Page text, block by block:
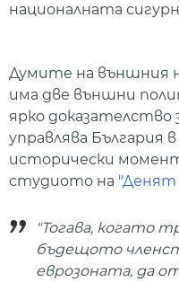
националната
Думите на външния
има две външни
ярко доказателство
управлява България
исторически
студиото на "Денят
"Тогава, когато
бъдещото
еврозоната, да